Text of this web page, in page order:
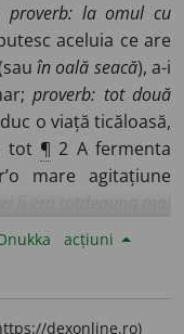
proverb: la omul cu
aceluia ce are
în oală seacă), a-i
proverb: tot două
duc o viață ticăloasă,
tot ¶ 2 A fermenta
mare agitațiune
îi era totdeauna mai
după ce auzise
acțiuni
dexonline.ro)